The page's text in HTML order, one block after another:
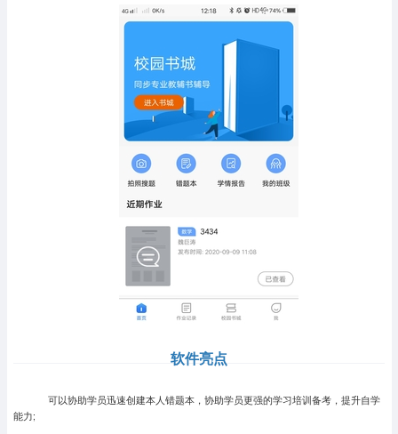
软件亮点
可以协助学员迅速创建本人错题本，协助学员更强的学习培训备考，提升自学
能力;